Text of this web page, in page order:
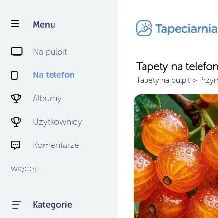
Menu
Na pulpit
Na telefon
Albumy
Użytkownicy
Komentarze
więcej...
Kategorie
Tapety na
Tapety na pulpit >